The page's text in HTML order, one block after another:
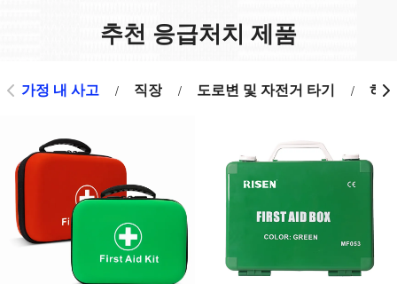
추천 응급처치 제품
가정 내 사고 / 직장 / 도로변 및 자전거 타기 / 하